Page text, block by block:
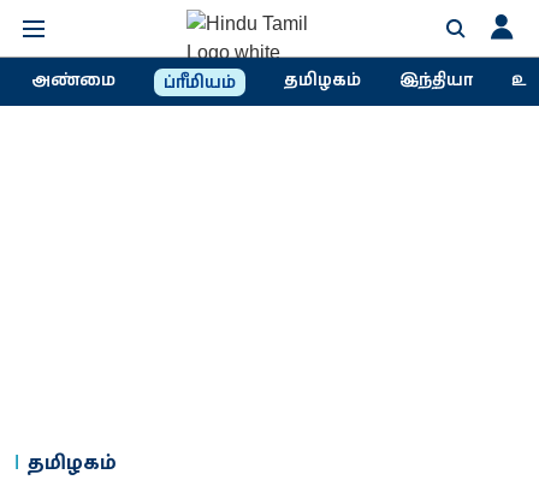
அண்மை ப்ரீமியம் தமிழகம் இந்தியா
தமிழகம்